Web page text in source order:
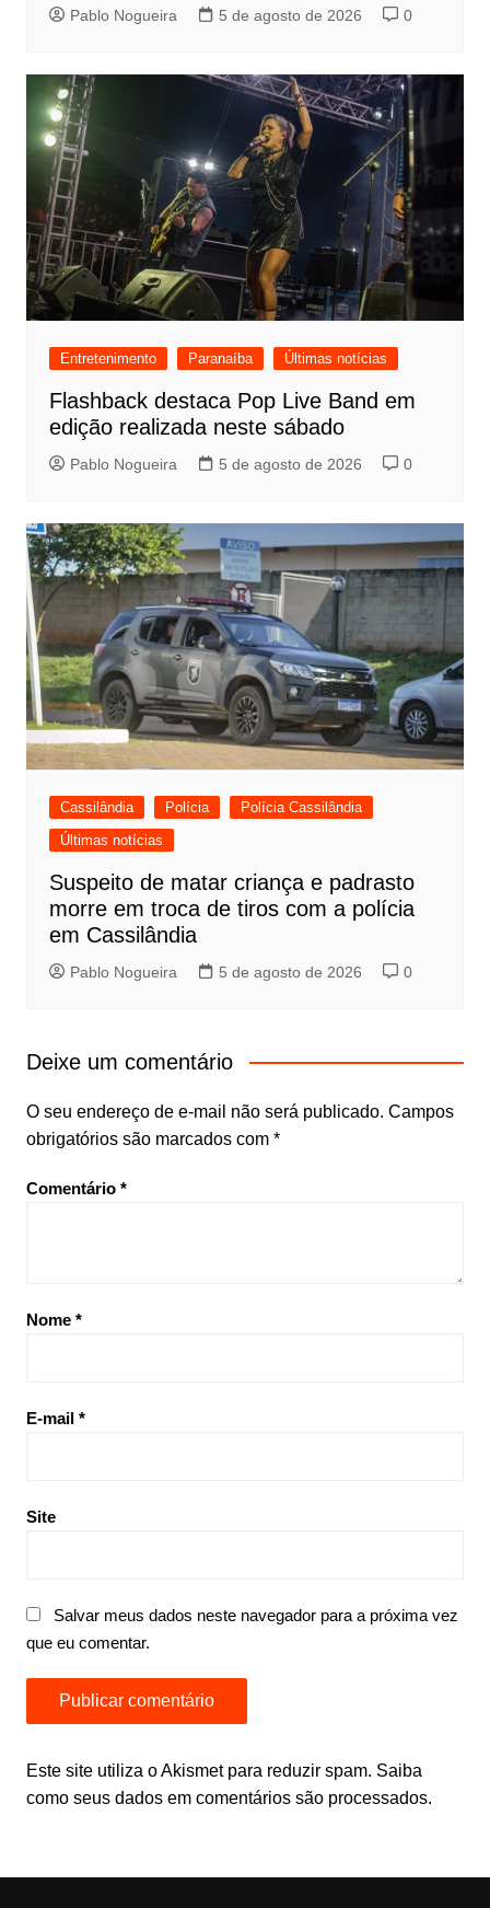
Pablo Nogueira 5 de agosto de 2026 0
Entretenimento Paranaíba Últimas notícias
Flashback destaca Pop Live Band em
edição realizada neste sábado
Pablo Nogueira 5 de agosto de 2026 0
Cassilândia Polícia
Polícia Cassilândia
Últimas notícias
Suspeito de matar criança e padrasto
morre em troca de tiros com a polícia
em Cassilândia
Pablo Nogueira 5 de agosto de 2026 0
Deixe um comentário
O seu endereço de e-mail não será publicado. Campos
obrigatórios são marcados com *
Comentário *
Nome *
E-mail *
Site
Salvar meus dados neste navegador para a próxima vez
que eu comentar.
Este site utiliza o Akismet para reduzir spam. Saiba
como seus dados em comentários são processados.